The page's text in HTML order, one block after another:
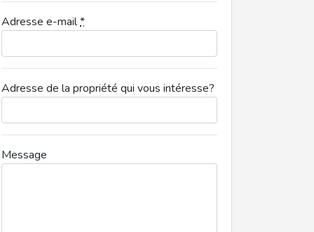
Adresse e-mail*
Adresse de la propriété qui vous intéresse?
Message